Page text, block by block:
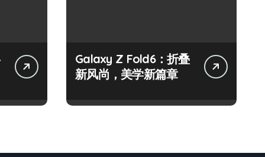
Galaxy Z Fold6：折叠
新风尚，美学新篇章